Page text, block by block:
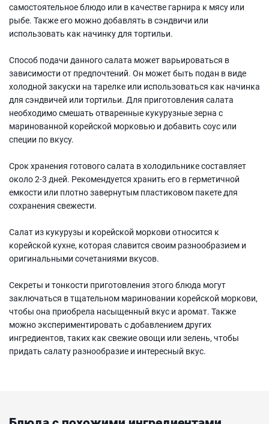
самостоятельное блюдо или в качестве гарнира к мясу или
рыбе. Также его можно добавлять в сэндвичи или
использовать как начинку для тортильи.
Способ подачи данного салата может варьироваться в
зависимости от предпочтений. Он может быть подан в виде
холодной закуски на тарелке или использоваться как начинка
для сэндвичей или тортильи. Для приготовления салата
необходимо смешать отваренные кукурузные зерна с
маринованной корейской морковью и добавить соус или
специи по вкусу.
Срок хранения готового салата в холодильнике составляет
около 2-3 дней. Рекомендуется хранить его в герметичной
емкости или плотно завернутым пластиковом пакете для
сохранения свежести.
Салат из кукурузы и корейской моркови относится к
корейской кухне, которая славится своим разнообразием и
оригинальными сочетаниями вкусов.
Секреты и тонкости приготовления этого блюда могут
заключаться в тщательном мариновании корейской моркови,
чтобы она приобрела насыщенный вкус и аромат. Также
можно экспериментировать с добавлением других
ингредиентов, таких как свежие овощи или зелень, чтобы
придать салату разнообразие и интересный вкус.